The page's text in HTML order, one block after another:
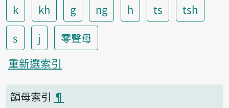
k
kh g ng h ts
tsh
s
j
零聲母
重新選索引
韻母索引 ¶